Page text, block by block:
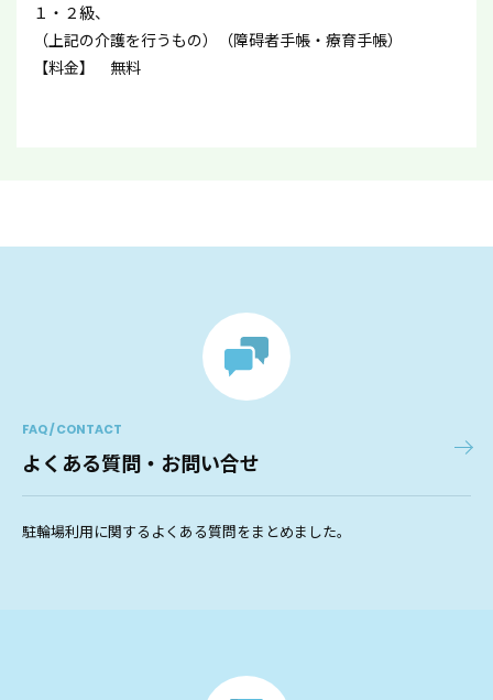
１・２級、
（上記の介護を行うもの）（障碍者手帳・療育手帳）
【料金】 無料
FAQ / CONTACT
よくある質問・お問い合せ
駐輪場利用に関するよくある質問をまとめました。